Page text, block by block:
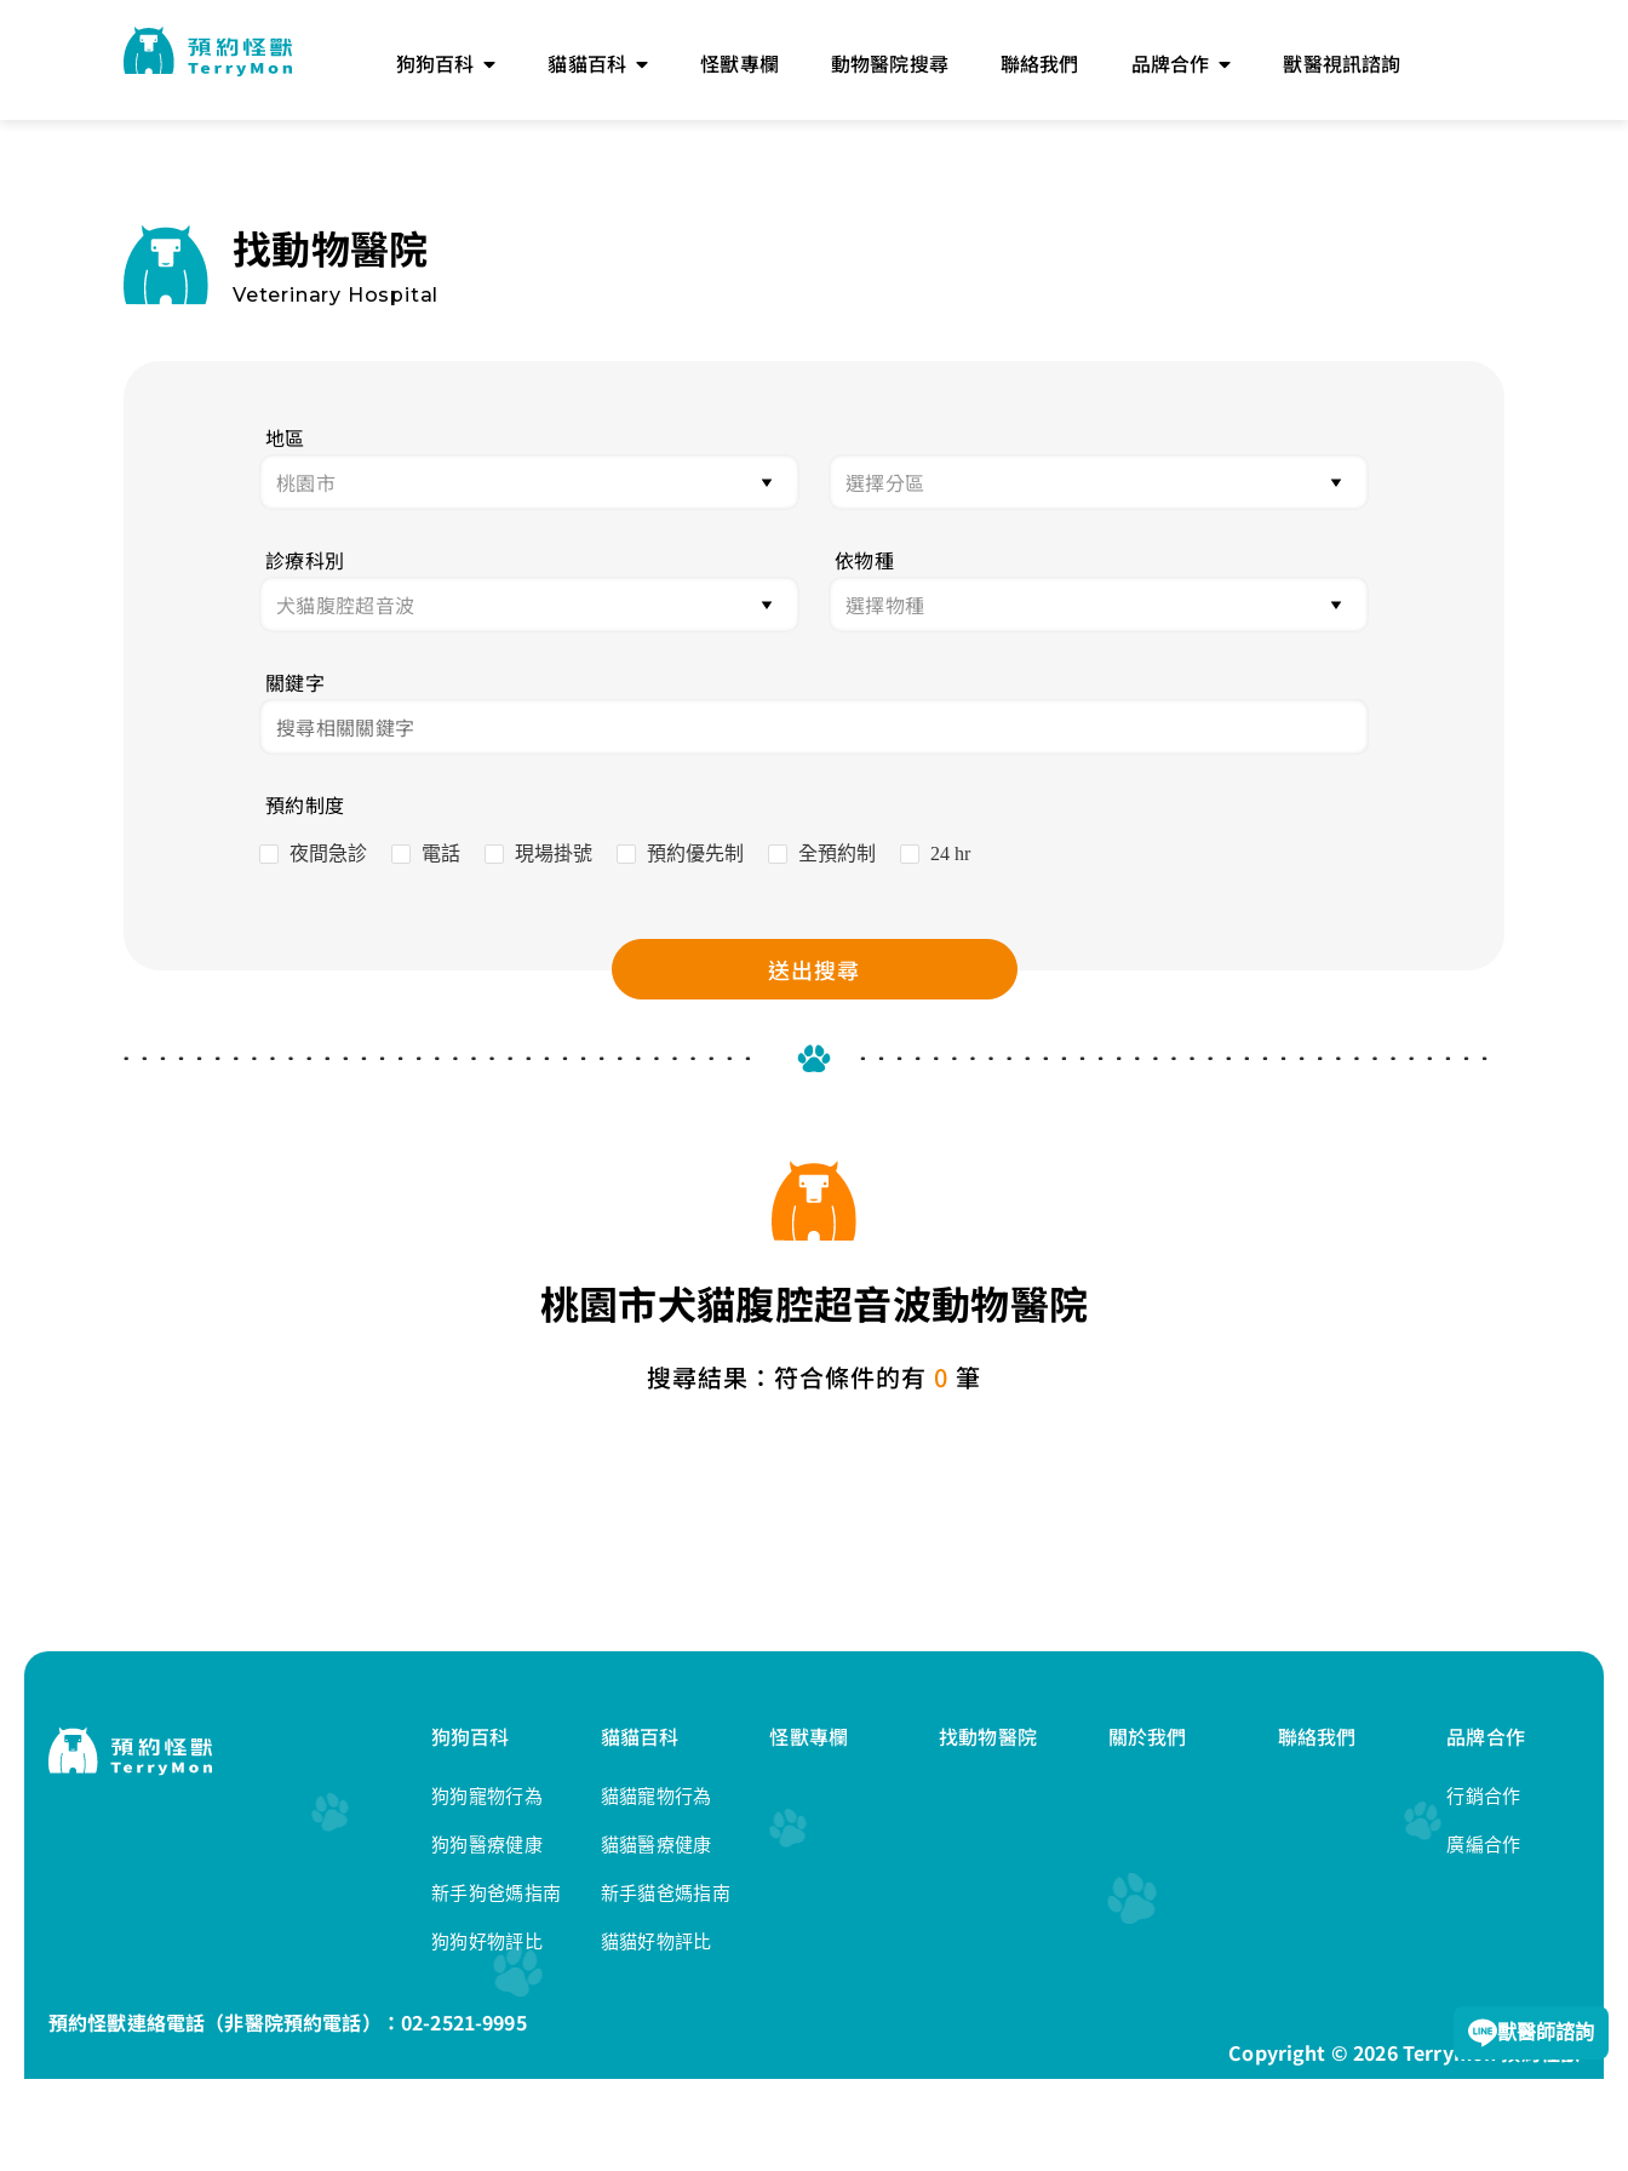
狗狗百科 貓貓百科 怪獸專欄 動物醫院搜尋 聯絡我們 品牌合作 獸醫視訊諮詢
找動物醫院
Veterinary Hospital
地區
診療科別 依物種
關鍵字
預約制度
夜間急診 電話 現場掛號 預約優先制 全預約制 24 hr
送出搜尋
桃園市犬貓腹腔超音波動物醫院
搜尋結果：符合條件的有 0 筆
狗狗百科
狗狗寵物行為
狗狗醫療健康
新手狗爸媽指南
狗狗好物評比
貓貓百科
貓貓寵物行為
貓貓醫療健康
新手貓爸媽指南
貓貓好物評比
怪獸專欄 找動物醫院 關於我們 聯絡我們 品牌合作
行銷合作
廣編合作
預約怪獸連絡電話（非醫院預約電話）： 02-2521-9995
隱私權政策
Copyright © 2026 Terrymon 預約怪獸
獸醫師諮詢